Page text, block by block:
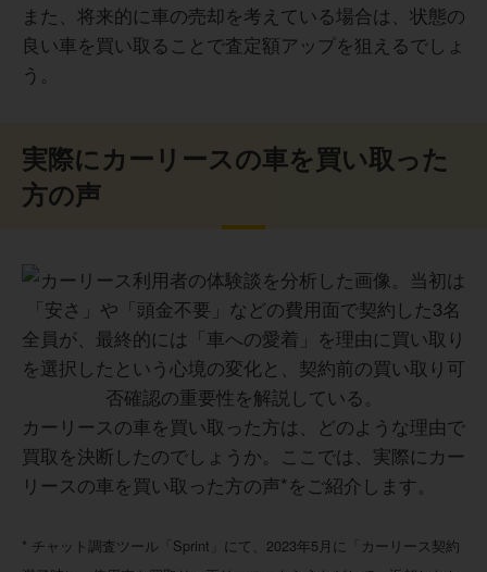
また、将来的に車の売却を考えている場合は、状態の
良い車を買い取ることで査定額アップを狙えるでしょ
う。
実際にカーリースの車を買い取った
方の声
カーリースの車を買い取った方は、どのような理由で
買取を決断したのでしょうか。ここでは、実際にカー
リースの車を買い取った方の声*をご紹介します。
* チャット調査ツール「Sprint」にて、2023年5月に「カーリース契約